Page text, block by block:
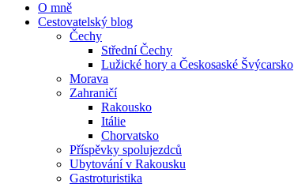
O mně
Cestovatelský blog
Čechy
Střední Čechy
Lužické hory a Českosaské Švýcarsko
Morava
Zahraničí
Rakousko
Itálie
Chorvatsko
Příspěvky spolujezdců
Ubytování v Rakousku
Gastroturistika